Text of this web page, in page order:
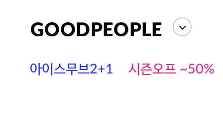
아이스무브2+1 시즌오프 ~50%